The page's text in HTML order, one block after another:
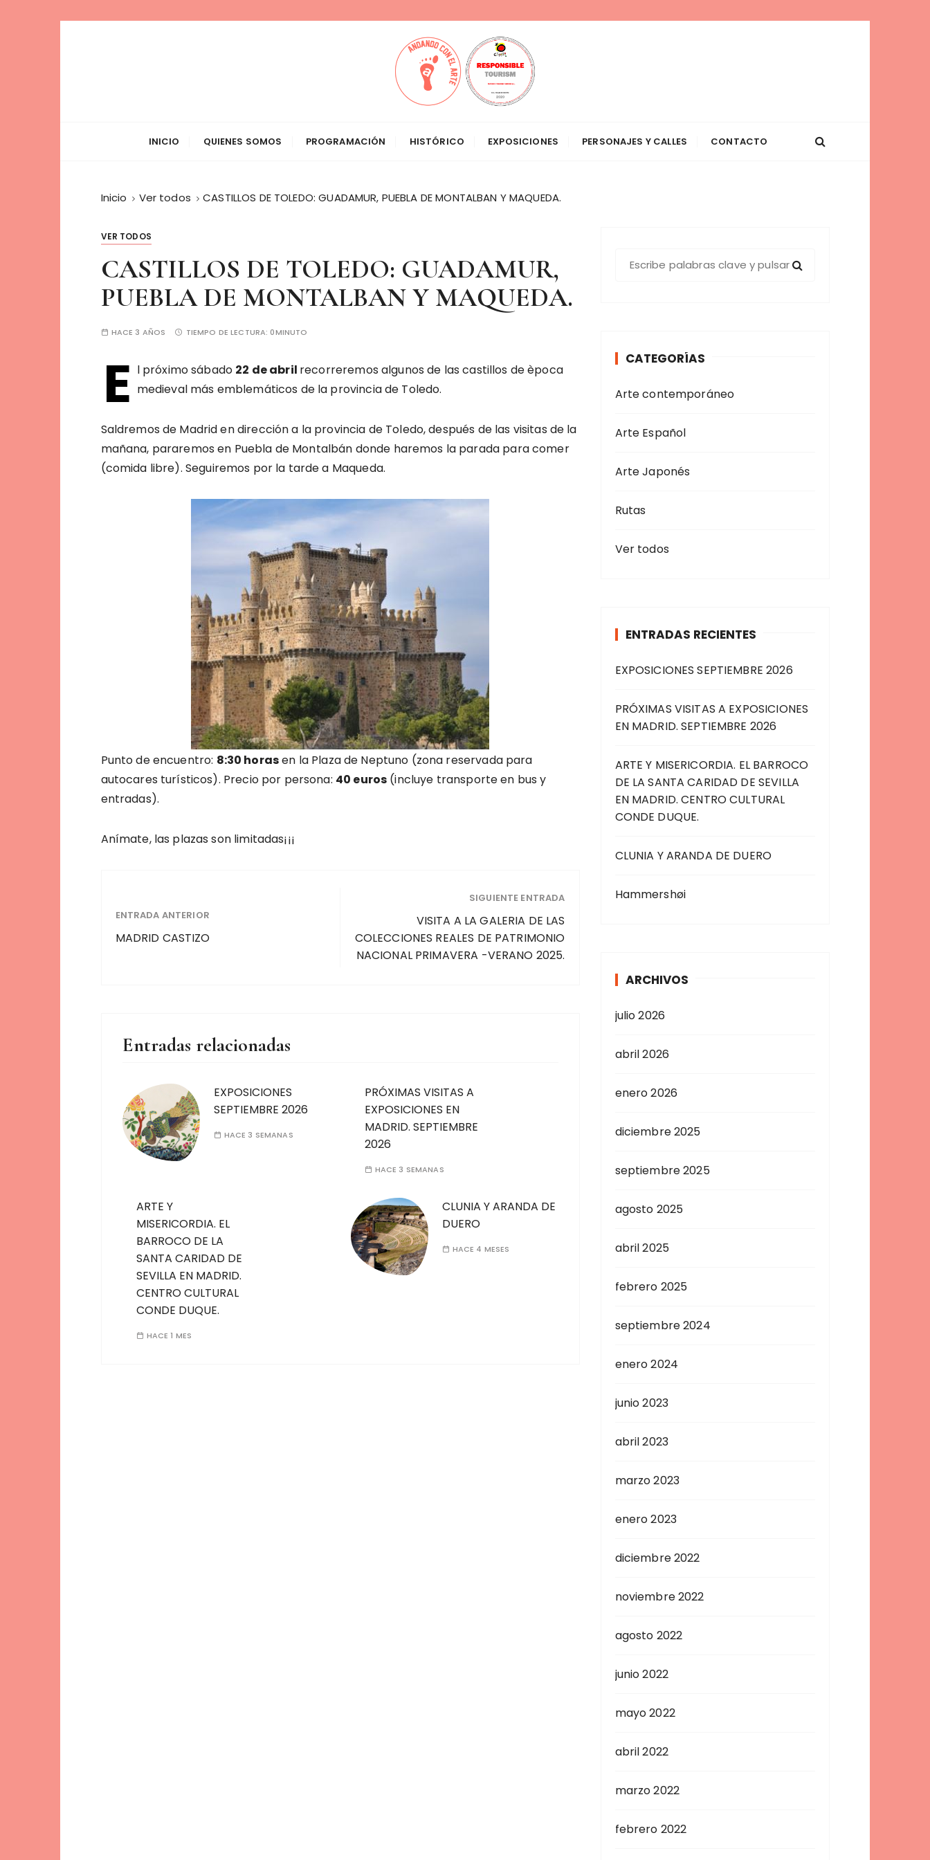
Andando con el Arte
INICIO QUIENES SOMOS PROGRAMACIÓN HISTÓRICO EXPOSICIONES PERSONAJES Y CALLES CONTACTO
Inicio Ver todos CASTILLOS DE TOLEDO: GUADAMUR, PUEBLA DE MONTALBAN Y MAQUEDA.
VER TODOS
CASTILLOS DE TOLEDO: GUADAMUR,
PUEBLA DE MONTALBAN Y MAQUEDA.
HACE 3 AÑOS TIEMPO DE LECTURA: 0MINUTO
E l próximo sábado 22 de abril recorreremos algunos de las castillos de època
medieval más emblemáticos de la provincia de Toledo.
Saldremos de Madrid en dirección a la provincia de Toledo, después de las visitas de la
mañana, pararemos en Puebla de Montalbán donde haremos la parada para comer
(comida libre). Seguiremos por la tarde a Maqueda.
Punto de encuentro: 8:30 horasen la Plaza de Neptuno (zona reservada para
autocares turísticos). Precio por persona: 40 euros (incluye transporte en bus y
entradas).
Anímate, las plazas son limitadas¡¡¡
ENTRADA ANTERIOR
MADRID CASTIZO
SIGUIENTE ENTRADA
VISITA A LA GALERIA DE LAS
COLECCIONES REALES DE PATRIMONIO
NACIONAL PRIMAVERA -VERANO 2025.
Entradas relacionadas
EXPOSICIONES
SEPTIEMBRE 2026
HACE 3 SEMANAS
PRÓXIMAS VISITAS A
EXPOSICIONES EN
MADRID. SEPTIEMBRE
2026
HACE 3 SEMANAS
ARTE Y
MISERICORDIA. EL
BARROCO DE LA
SANTA CARIDAD DE
SEVILLA EN MADRID.
CENTRO CULTURAL
CONDE DUQUE.
HACE 1 MES
CLUNIA Y ARANDA DE
DUERO
HACE 4 MESES
CATEGORÍAS
Arte contemporáneo
Arte Español
Arte Japonés
Rutas
Ver todos
ENTRADAS RECIENTES
EXPOSICIONES SEPTIEMBRE 2026
PRÓXIMAS VISITAS A EXPOSICIONES
EN MADRID. SEPTIEMBRE 2026
ARTE Y MISERICORDIA. EL BARROCO
DE LA SANTA CARIDAD DE SEVILLA
EN MADRID. CENTRO CULTURAL
CONDE DUQUE.
CLUNIA Y ARANDA DE DUERO
Hammershøi
ARCHIVOS
julio 2026
abril 2026
enero 2026
diciembre 2025
septiembre 2025
agosto 2025
abril 2025
febrero 2025
septiembre 2024
enero 2024
junio 2023
abril 2023
marzo 2023
enero 2023
diciembre 2022
noviembre 2022
agosto 2022
junio 2022
mayo 2022
abril 2022
marzo 2022
febrero 2022